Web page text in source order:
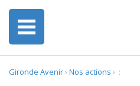
Gironde Avenir› Nos actions › :